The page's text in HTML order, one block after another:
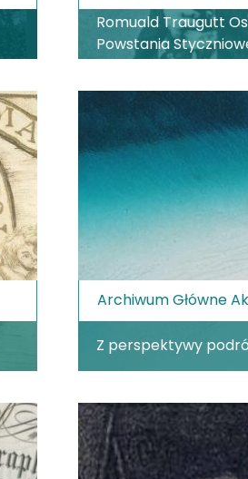
Romuald Traugutt
Powstania
Archiwum Główne
Z perspektywy